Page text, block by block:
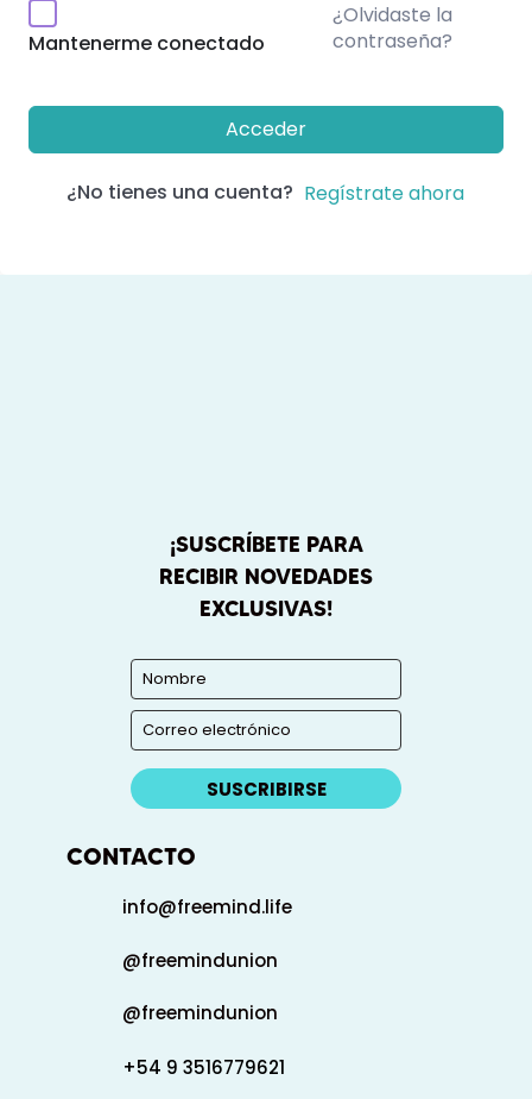
Mantenerme conectado
¿Olvidaste la
contraseña?
Acceder
¿No tienes una cuenta? Regístrate ahora
¡SUSCRÍBETE PARA
RECIBIR NOVEDADES
EXCLUSIVAS!
SUSCRIBIRSE
CONTACTO
info@freemind.life
@freemindunion
@freemindunion
+54 9 3516779621